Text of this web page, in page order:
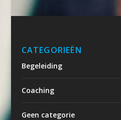
CATEGORIEËN
Begeleiding
Coaching
Geen categorie